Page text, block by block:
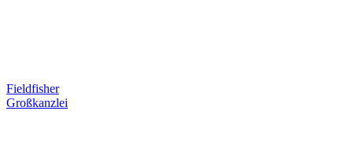
Fieldfisher
Großkanzlei